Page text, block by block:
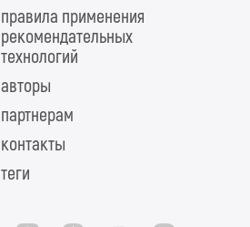
правила применения
рекомендательных
технологий
авторы
партнерам
контакты
теги